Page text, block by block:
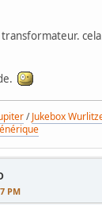
/Jukebox
PM